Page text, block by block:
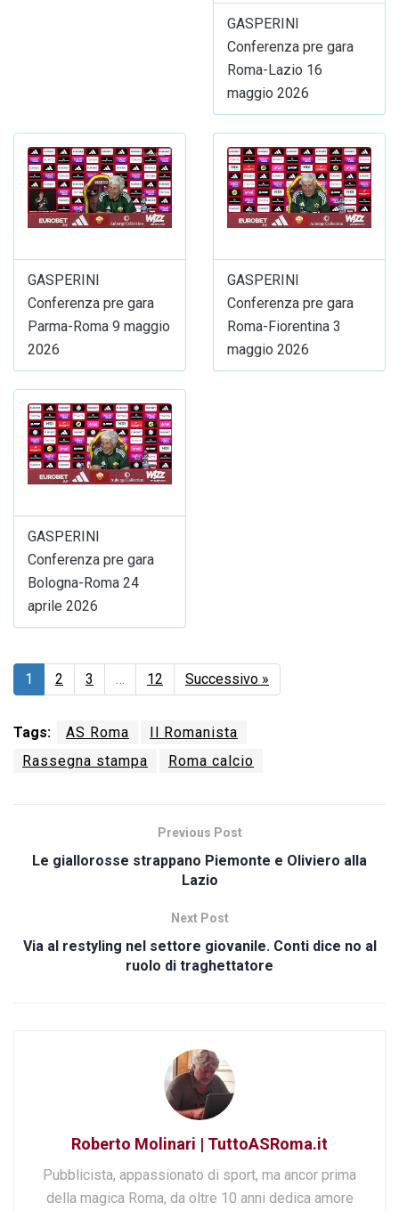
GASPERINI
Conferenza pre gara
Roma-Lazio 16
maggio 2026
GASPERINI
Conferenza pre gara
Parma-Roma 9 maggio
2026
GASPERINI
Conferenza pre gara
Roma-Fiorentina 3
maggio 2026
GASPERINI
Conferenza pre gara
Bologna-Roma 24
aprile 2026
1 2 3 … 12 Successivo »
Tags: AS Roma
Il Romanista
Rassegna stampa
Roma calcio
Previous Post
Le giallorosse strappano Piemonte e Oliviero alla
Lazio
Next Post
Via al restyling nel settore giovanile. Conti dice no al
ruolo di traghettatore
Roberto Molinari | TuttoASRoma.it
Pubblicista, appassionato di sport, ma ancor prima
della magica Roma, da oltre 10 anni dedica amore